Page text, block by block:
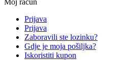
Moj račun
Prijava
Prijava
Zaboravili ste lozinku?
Gdje je moja pošiljka?
Iskoristiti kupon